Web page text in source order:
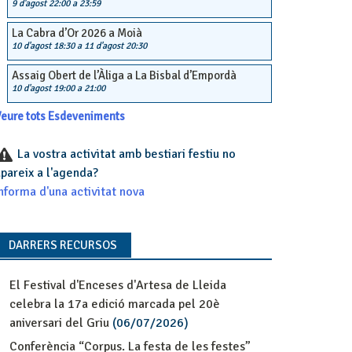
9 d'agost 22:00a 23:59
La Cabra d’Or 2026 a Moià
10 d'agost 18:30a 11 d'agost 20:30
Assaig Obert de l’Àliga a La Bisbal d’Empordà
10 d'agost 19:00a 21:00
tots Esdeveniments
La vostra activitat amb bestiari festiu no
a l'agenda?
d'una activitat nova
DARRERS RECURSOS
El Festival d'Enceses d'Artesa de Lleida
celebra la 17a edició marcada pel 20è
aniversari del Griu(06/07/2026)
Conferència “Corpus. La festa de les festes”